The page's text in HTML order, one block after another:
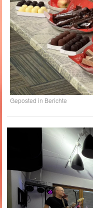
Geposted in Berichte